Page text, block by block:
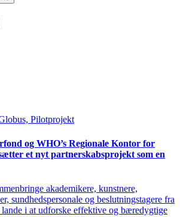
Pilotprojekt
og WHO’s Regionale Kontor for
et nyt partnerskabsprojekt som en
akademikere, kunstnere,
sundhedspersonale og beslutningstagere fra
i at udforske effektive og bæredygtige